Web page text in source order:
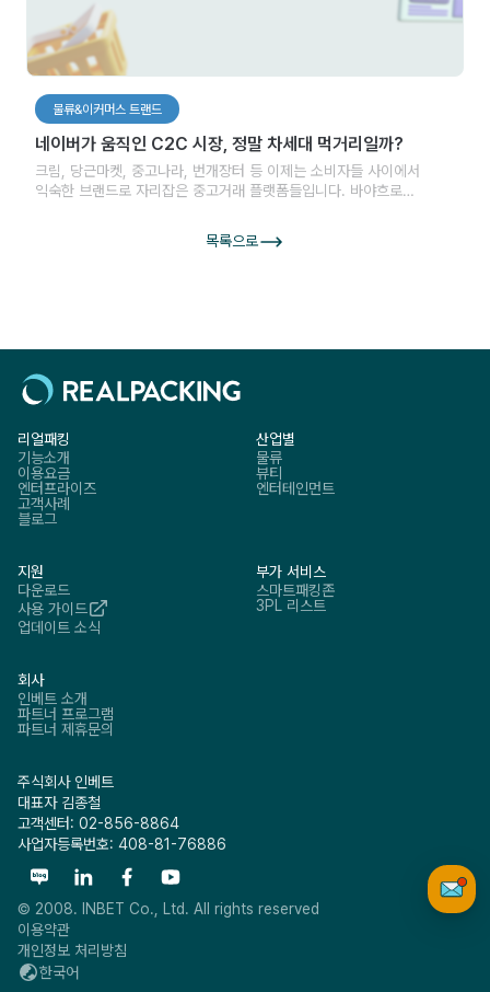
물류&이커머스 트랜드
네이버가 움직인 C2C 시장, 정말 차세대 먹거리일까?
크림, 당근마켓, 중고나라, 번개장터 등 이제는 소비자들 사이에서
익숙한 브랜드로 자리잡은 중고거래 플랫폼들입니다. 바야흐로
분야 중 하나로, 온라인 플랫폼들을 통해 개인과 개인 간의 상호 거래를
목록으로
리얼패킹
기능소개
이용요금
엔터프라이즈
고객사례
블로그
산업별
물류
뷰티
엔터테인먼트
지원
다운로드
사용 가이드
업데이트 소식
부가 서비스
스마트패킹존
3PL 리스트
회사
인베트 소개
파트너 프로그램
파트너 제휴문의
주식회사 인베트
대표자 김종철
고객센터: 02-856-8864
사업자등록번호: 408-81-76886
© 2008. INBET Co., Ltd. All rights reserved
이용약관
개인정보 처리방침
한국어